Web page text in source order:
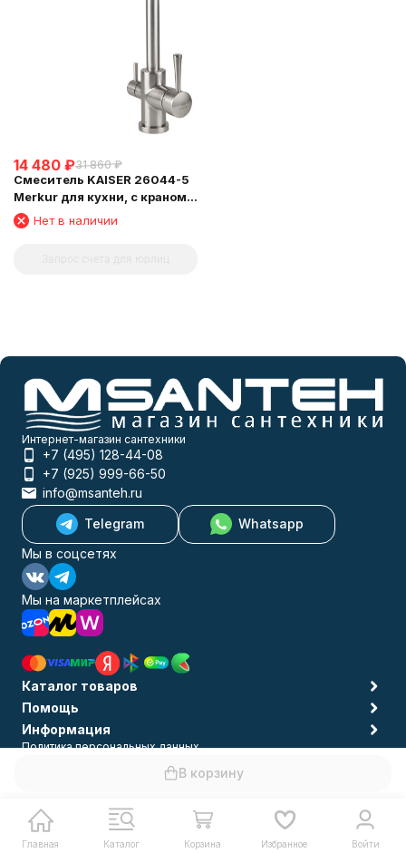
В корзину
14 480 ₽31 860 ₽
Смеситель KAISER 26044-5
Merkur для кухни, с краном
для питьевой воды, серебро
Нет в наличии
Главная Каталог Корзина Избранное Войти
Интернет-магазин сантехники
+7 (495) 128-44-08
+7 (925) 999-66-50
info@msanteh.ru
Telegram
Whatsapp
Мы в соцсетях
Мы на маркетплейсах
Каталог товаров
Помощь
Информация
Политика персональных данных